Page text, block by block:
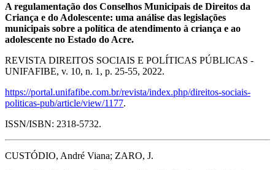
A regulamentação dos Conselhos Municipais de Direitos da
Criança e do Adolescente: uma análise das legislações
municipais sobre a política de atendimento à criança e ao
adolescente no Estado do Acre.
REVISTA DIREITOS SOCIAIS E POLÍTICAS PÚBLICAS -
UNIFAFIBE, v. 10, n. 1, p. 25-55, 2022.
https://portal.unifafibe.com.br/revista/index.php/direitos-sociais-
politicas-pub/article/view/1177.
ISSN/ISBN: 2318-5732.
CUSTÓDIO, André Viana; ZARO, J.